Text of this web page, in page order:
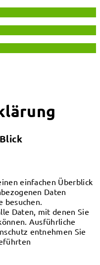
einfachen Überblick
Daten
besuchen.
Daten, mit denen Sie
Ausführliche
entnehmen Sie